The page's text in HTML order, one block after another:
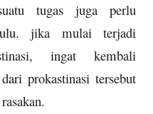
tugas juga perlu
jika mulai terjadi
ingat kembali
prokastinasi tersebut